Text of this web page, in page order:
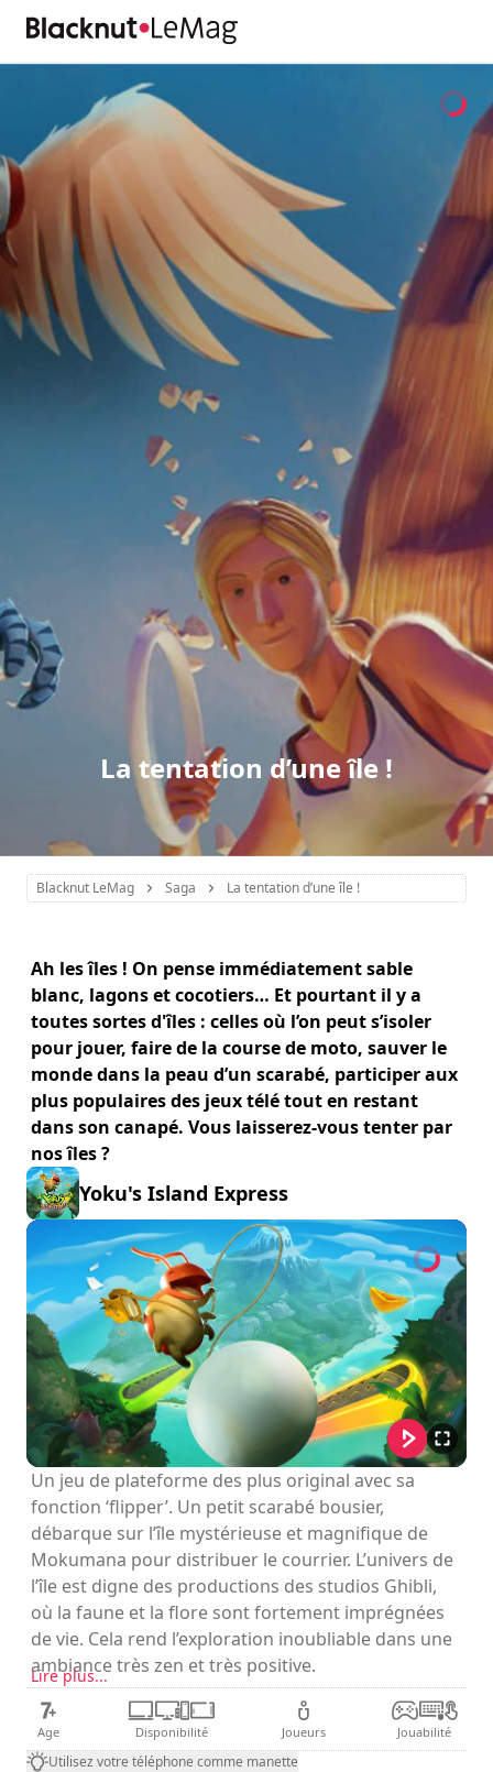
La tentation d’une île !
Blacknut LeMag Saga La tentation d’une île !
Ah les îles ! On pense immédiatement sable
blanc, lagons et cocotiers… Et pourtant il y a
toutes sortes d'îles : celles où l’on peut s’isoler
pour jouer, faire de la course de moto, sauver le
monde dans la peau d’un scarabé, participer aux
plus populaires des jeux télé tout en restant
dans son canapé. Vous laisserez-vous tenter par
nos îles ?
Yoku's Island Express
Un jeu de plateforme des plus original avec sa
fonction ‘flipper’. Un petit scarabé bousier,
débarque sur l’île mystérieuse et magnifique de
Mokumana pour distribuer le courrier. L’univers de
l’île est digne des productions des studios Ghibli,
où la faune et la flore sont fortement imprégnées
de vie. Cela rend l’exploration inoubliable dans une
ambiance très zen et très positive.
Lire plus...
Age Disponibilité Joueurs Jouabilité
Utilisez votre téléphone comme manette